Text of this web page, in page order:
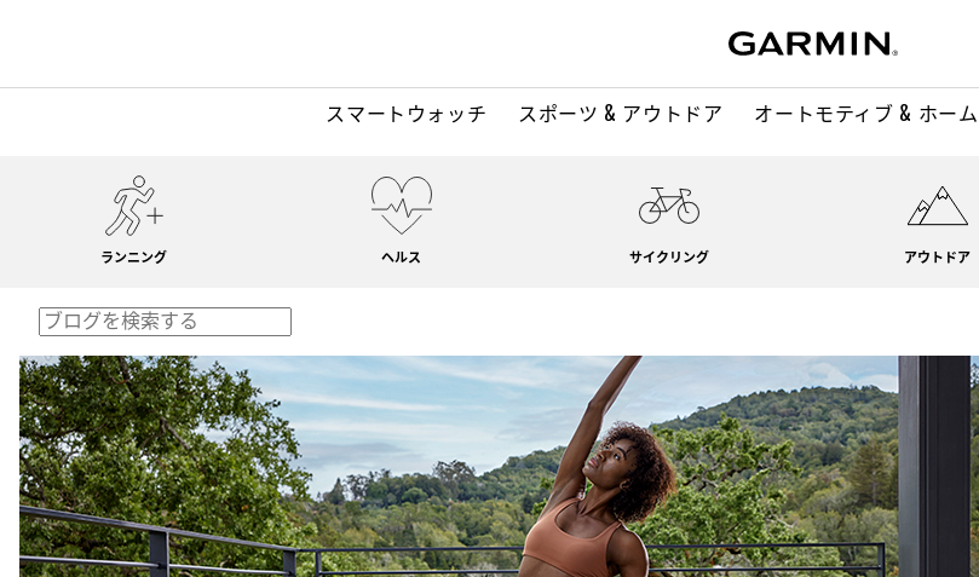
スマートウォッチ スポーツ & アウトドア オートモティブ & ホーム
ランニング ヘルス サイクリング アウトドア